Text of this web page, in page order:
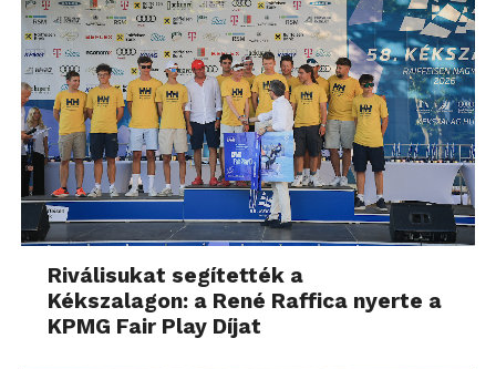
Riválisukat segítették a
Kékszalagon: a René Raffica nyerte a
KPMG Fair Play Díjat